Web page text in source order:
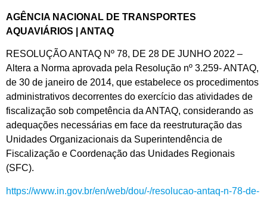
AGÊNCIA NACIONAL DE TRANSPORTES
AQUAVIÁRIOS | ANTAQ
RESOLUÇÃO ANTAQ Nº 78, DE 28 DE JUNHO 2022 –
Altera a Norma aprovada pela Resolução nº 3.259- ANTAQ,
de 30 de janeiro de 2014, que estabelece os procedimentos
administrativos decorrentes do exercício das atividades de
fiscalização sob competência da ANTAQ, considerando as
adequações necessárias em face da reestruturação das
Unidades Organizacionais da Superintendência de
Fiscalização e Coordenação das Unidades Regionais
(SFC).
https://www.in.gov.br/en/web/dou/-/resolucao-antaq-n-78-de-